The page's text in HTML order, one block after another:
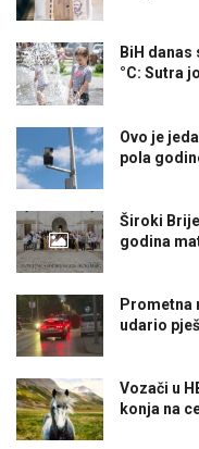
BiH
°C: Sutra
Ovo je
pola
Široki
godina
Prometna
udario
Vozači u
konja na